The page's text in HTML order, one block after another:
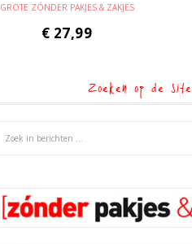
GROTE ZÓNDER PAKJES & ZAKJES
€ 27,99
Zoeken op de site